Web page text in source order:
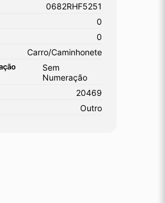
0682RHF5251
0
0
Carro/Caminhonete
Sem
Numeração
20469
Outro